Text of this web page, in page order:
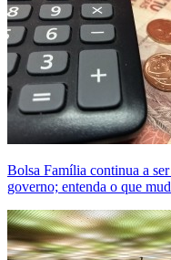
Bolsa Família continua a
governo; entenda o que